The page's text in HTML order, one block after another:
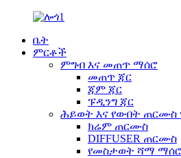
ቤት
ምርቶች
ምግብ እና መጠጥ ማሰሮ
መጠጥ ጃር
ጃም ጃር
ፑዲንግ ጃር
ሕይወት እና የውበት ጠርሙስ
ክሬም ጠርሙስ
DIFFUSER ጠርሙስ
የመስታወት ሻማ